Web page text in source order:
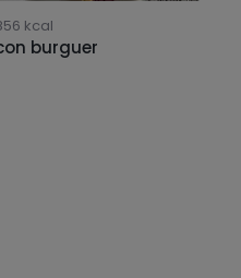
kcal
burguer